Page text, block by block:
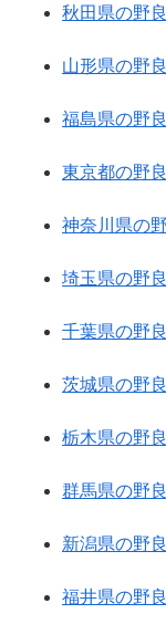
秋田県の野
山形県の野
福島県の野
東京都の野
神奈川県の
埼玉県の野
千葉県の野
茨城県の野
栃木県の野
群馬県の野
新潟県の野
福井県の野